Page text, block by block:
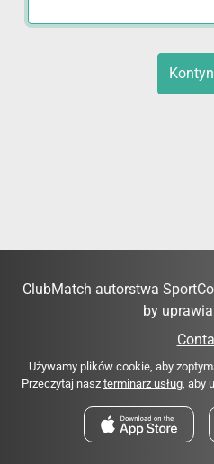
ClubMatch autorstwa
by
Używamy plików cookie, aby
Przeczytaj nasz terminarz usług, aby